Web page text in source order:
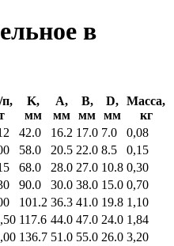
в
K,
мм
A,
мм
B,
мм
D,
мм
Масса,
кг
42.0 16.2 17.0 7.0
0,08
58.0 20.5 22.0 8.5
0,15
68.0 28.0 27.0 10.8 0,30
90.0 30.0 38.0 15.0 0,70
101.2 36.3 41.0 19.8 1,10
117.6 44.0 47.0 24.0 1,84
136.7 51.0 55.0 26.0 3,20